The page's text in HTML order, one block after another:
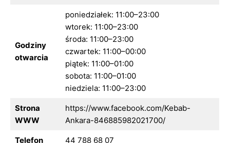
Godziny
otwarcia
poniedziałek: 11:00–23:00
wtorek: 11:00–23:00
środa: 11:00–23:00
czwartek: 11:00–00:00
piątek: 11:00–01:00
sobota: 11:00–01:00
niedziela: 11:00–23:00
Strona
WWW
https://www.facebook.com/Kebab-
Ankara-846885982021700/
Telefon 44 788 68 07